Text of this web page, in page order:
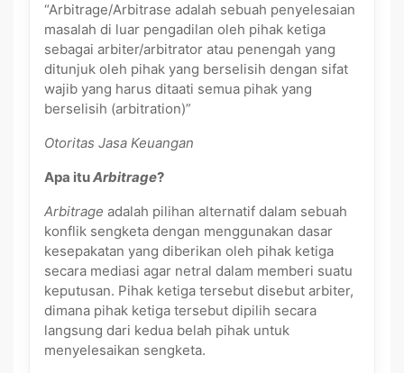
“Arbitrage/Arbitrase adalah sebuah penyelesaian
masalah di luar pengadilan oleh pihak ketiga
sebagai arbiter/arbitrator atau penengah yang
ditunjuk oleh pihak yang berselisih dengan sifat
wajib yang harus ditaati semua pihak yang
berselisih (arbitration)”
Otoritas Jasa Keuangan
Apa ituArbitrage?
Arbitrage adalah pilihan alternatif dalam sebuah
konflik sengketa dengan menggunakan dasar
kesepakatan yang diberikan oleh pihak ketiga
secara mediasi agar netral dalam memberi suatu
keputusan. Pihak ketiga tersebut disebut arbiter,
dimana pihak ketiga tersebut dipilih secara
langsung dari kedua belah pihak untuk
menyelesaikan sengketa.